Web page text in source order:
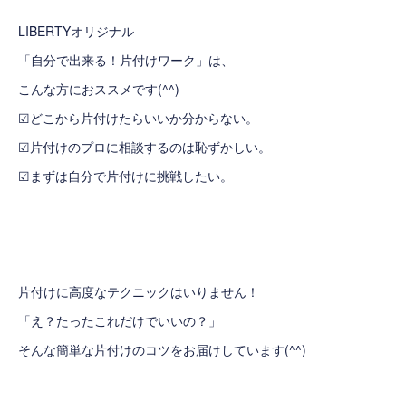
LIBERTYオリジナル
「自分で出来る！片付けワーク」は、
こんな方におススメです(^^)
☑どこから片付けたらいいか分からない。
☑片付けのプロに相談するのは恥ずかしい。
☑まずは自分で片付けに挑戦したい。
片付けに高度なテクニックはいりません！
「え？たったこれだけでいいの？」
そんな簡単な片付けのコツをお届けしています(^^)